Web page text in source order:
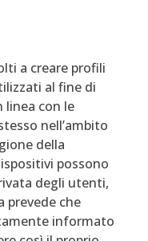
a creare profili
al fine di
linea con le
nell’ambito
della
possono
degli utenti,
prevede che
informato